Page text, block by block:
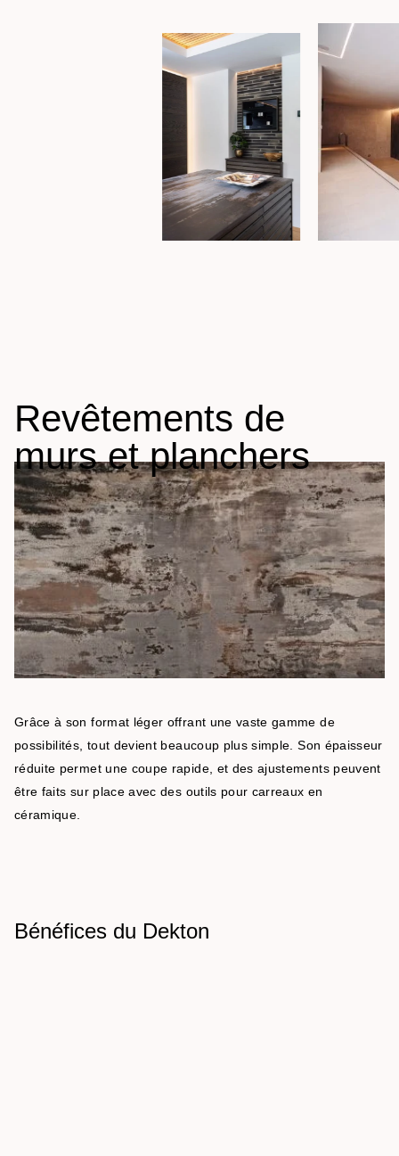
Revêtements de
murs et planchers
Grâce à son format léger offrant une vaste gamme de
possibilités, tout devient beaucoup plus simple. Son épaisseur
réduite permet une coupe rapide, et des ajustements peuvent
être faits sur place avec des outils pour carreaux en
céramique.
Bénéfices du Dekton